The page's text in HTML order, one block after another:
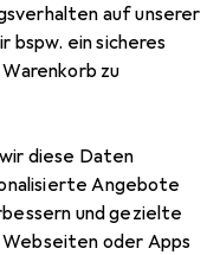
auf unserer
bspw. ein sicheres
zu
diese Daten
Angebote
und gezielte
Webseiten oder Apps